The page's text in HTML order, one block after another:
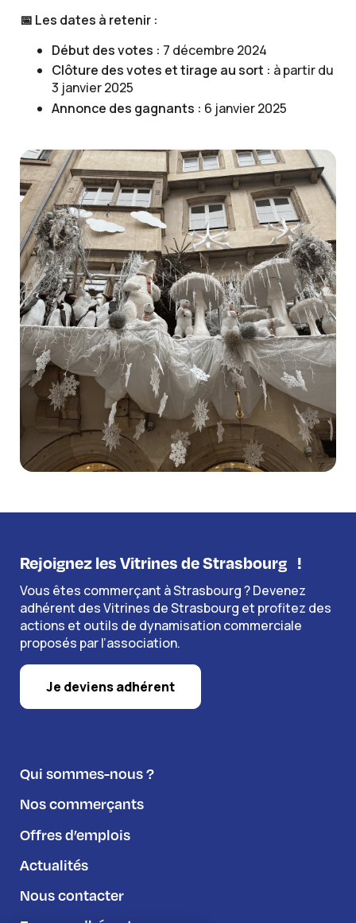
📅 Les dates à retenir :
Début des votes : 7 décembre 2024
Clôture des votes et tirage au sort : à partir du
3 janvier 2025
Annonce des gagnants : 6 janvier 2025
Rejoignez les Vitrines de Strasbourg !
Vous êtes commerçant à Strasbourg ? Devenez
adhérent des Vitrines de Strasbourg et profitez des
actions et outils de dynamisation commerciale
proposés par l’association.
Je deviens adhérent
Qui sommes-nous ?
Nos commerçants
Offres d’emplois
Actualités
Nous contacter